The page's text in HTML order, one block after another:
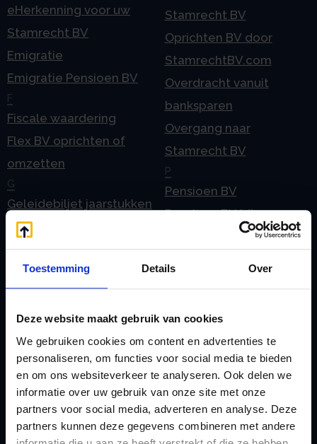
Toestemming Details Over
Deze website maakt gebruik van cookies
We gebruiken cookies om content en advertenties te
personaliseren, om functies voor social media te bieden
en om ons websiteverkeer te analyseren. Ook delen we
informatie over uw gebruik van onze site met onze
partners voor social media, adverteren en analyse. Deze
partners kunnen deze gegevens combineren met andere
eHerkenning voor uw
Stamrecht BV
Emigratie
Emigratie Pensioen BV
F
Fiscale waardering
Flex BV oprichten of
omzetten
G
Geleidebiljet jaarstukken
2023
Geleidebiljet jaarstukken
2024
Geleidebiljet jaarstukken
2025
Handleiding aanleveren
2023
Handleiding aanleveren
2024
Stamrecht BV
Oprichten BV door
StamrechtBV.com
Overdracht vanuit
banksparen
Overgang naar
Stamrecht BV
P
Pensioen BV
Pensioen BV bij
jaarrekening
Prijslijst
Spaar BV presentatie
Stamrecht BV
Stamrecht BV